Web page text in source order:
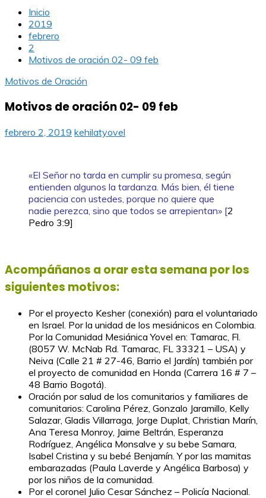
Inicio
2019
febrero
2
Motivos de oración 02- 09 feb
Motivos de Oración
Motivos de oración 02- 09 feb
febrero 2, 2019 kehilatyovel
«El Señor no tarda en cumplir su promesa, según
entienden algunos la tardanza. Más bien, él tiene
paciencia con ustedes, porque no quiere que
nadie perezca, sino que todos se arrepientan» [2
Pedro 3:9]
Acompáñanos a orar esta semana por los
siguientes motivos:
Por el proyecto Kesher (conexión) para el voluntariado
en Israel. Por la unidad de los mesiánicos en Colombia.
Por la Comunidad Mesiánica Yovel en: Tamarac, Fl.
(8057 W. McNab Rd. Tamarac, FL 33321 – USA) y
Neiva (Calle 21 # 27-46, Barrio el Jardín) también por
el proyecto de comunidad en Honda (Carrera 16 # 7 –
48 Barrio Bogotá).
Oración por salud de los comunitarios y familiares de
comunitarios: Carolina Pérez, Gonzalo Jaramillo, Kelly
Salazar, Gladis Villarraga, Jorge Duplat, Christian Marín,
Ana Teresa Monroy, Jaime Beltrán, Esperanza
Rodríguez, Angélica Monsalve y su bebe Samara,
Isabel Cristina y su bebé Benjamín. Y por las mamitas
embarazadas (Paula Laverde y Angélica Barbosa) y
por los niños de la comunidad.
Por el coronel Julio Cesar Sánchez – Policía Nacional.